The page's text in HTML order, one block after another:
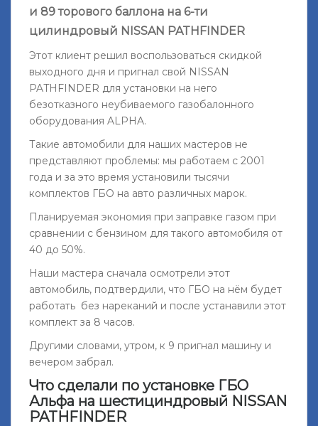
и 89 торового баллона на 6-ти
цилиндровый NISSAN PATHFINDER
Этот клиент решил воспользоваться скидкой
выходного дня и пригнал свой NISSAN
PATHFINDER для установки на него
безотказного неубиваемого газобалонного
оборудования ALPHA.
Такие автомобили для наших мастеров не
представляют проблемы: мы работаем с 2001
года и за это время установили тысячи
комплектов ГБО на авто различных марок.
Планируемая экономия при заправке газом при
сравнении с бензином для такого автомобиля от
40 до 50%.
Наши мастера сначала осмотрели этот
автомобиль, подтвердили, что ГБО на нём будет
работать без нареканий и после устанавили этот
комплект за 8 часов.
Другими словами, утром, к 9 пригнал машину и
вечером забрал.
Что сделали по установке ГБО
Альфа на шестициндровый NISSAN
PATHFINDER